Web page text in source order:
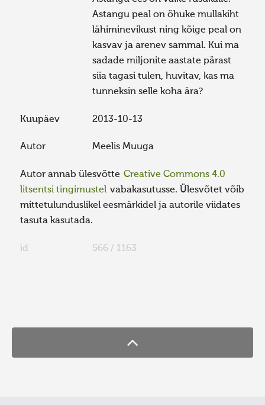
Astangu peal on õhuke mullakiht
lähiminevikust ning kõige peal on
kasvav ja arenev sammal. Kui ma
sadade miljonite aastate pärast
siia tagasi tulen, huvitav, kas ma
tunneksin selle koha ära?
Kuupäev 2013-10-13
Autor Meelis Muuga
Autor annab ülesvõtte Creative Commons 4.0
litsentsi tingimustel vabakasutusse. Ülesvõtet võib
mittetulunduslikel eesmärkidel ja autorile viidates
tasuta kasutada.
id 566 / 1163